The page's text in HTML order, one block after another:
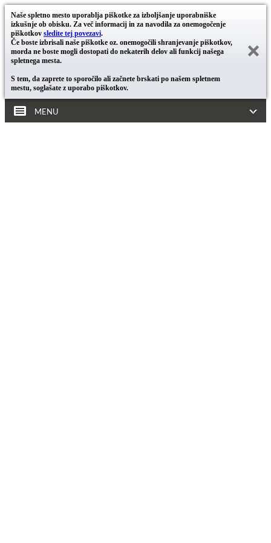
Naše spletno mesto uporablja piškotke za izboljšanje uporabniške
izkušnje ob obisku. Za več informacij in za navodila za onemogočenje
piškotkov sledite tej povezavi.
Če boste izbrisali naše piškotke oz. onemogočili shranjevanje piškotkov,
morda ne boste mogli dostopati do nekaterih delov ali funkcij našega
spletnega mesta.
S tem, da zaprete to sporočilo ali začnete brskati po našem spletnem
mestu, soglašate z uporabo piškotkov.
MENU